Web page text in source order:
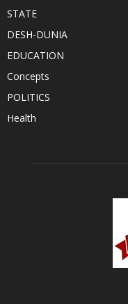
STATE
DESH-DUNIA
EDUCATION
Concepts
POLITICS
Health